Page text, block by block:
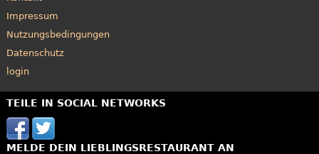
Impressum
Nutzungsbedingungen
Datenschutz
login
TEILE IN SOCIAL NETWORKS
MELDE DEIN LIEBLINGSRESTAURANT AN